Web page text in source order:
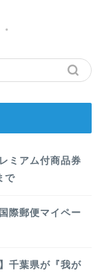
ミアム付商品券
で
際郵便マイペー
千葉県が『我が